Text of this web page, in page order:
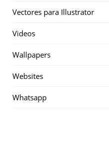
Vectores para Illustrator
Videos
Wallpapers
Websites
Whatsapp